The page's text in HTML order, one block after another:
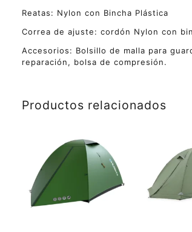
Reatas: Nylon con Bincha Plástica
Correa de ajuste: cordón Nylon con
Accesorios: Bolsillo de malla para
reparación, bolsa de compresión.
Productos relacionados
múltiples
variantes.
Las
opciones